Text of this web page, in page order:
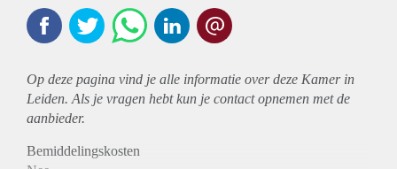
Op deze pagina vind je alle informatie over deze Kamer in
Leiden. Als je vragen hebt kun je contact opnemen met de
aanbieder.
Bemiddelingskosten